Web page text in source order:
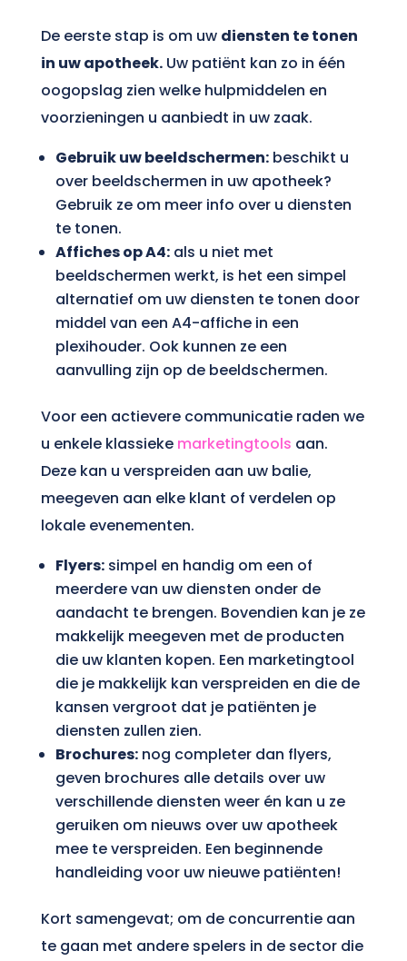
De eerste stap is om uw diensten te tonen
in uw apotheek.Uw patiënt kan zo in één
oogopslag zien welke hulpmiddelen en
voorzieningen u aanbiedt in uw zaak.
Gebruik uw beeldschermen:beschikt u
over beeldschermen in uw apotheek?
Gebruik ze om meer info over u diensten
te tonen.
Affiches op A4:als u niet met
beeldschermen werkt, is het een simpel
alternatief om uw diensten te tonen door
middel van een A4-affiche in een
plexihouder. Ook kunnen ze een
aanvulling zijn op de beeldschermen.
Voor een actievere communicatie raden we
u enkele klassieke marketingtools aan.
Deze kan u verspreiden aan uw balie,
meegeven aan elke klant of verdelen op
lokale evenementen.
Flyers:simpel en handig om een of
meerdere van uw diensten onder de
aandacht te brengen. Bovendien kan je ze
makkelijk meegeven met de producten
die uw klanten kopen. Een marketingtool
die je makkelijk kan verspreiden en die de
kansen vergroot dat je patiënten je
diensten zullen zien.
Brochures:nog completer dan flyers,
geven brochures alle details over uw
verschillende diensten weer én kan u ze
geruiken om nieuws over uw apotheek
mee te verspreiden. Een beginnende
handleiding voor uw nieuwe patiënten!
Kort samengevat; om de concurrentie aan
te gaan met andere spelers in de sector die